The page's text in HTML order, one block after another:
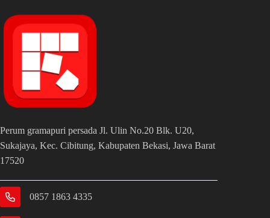
Perum gramapuri persada Jl. Ulin No.20 Blk. U20,
Sukajaya, Kec. Cibitung, Kabupaten Bekasi, Jawa Barat
17520
0857 1863 4335